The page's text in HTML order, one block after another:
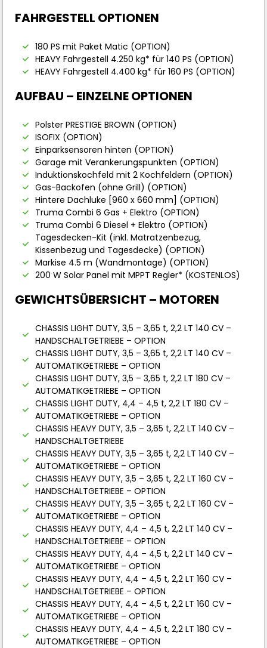
FAHRGESTELL OPTIONEN
180 PS mit Paket Matic (OPTION)
HEAVY Fahrgestell 4.250 kg* für 140 PS (OPTION)
HEAVY Fahrgestell 4.400 kg* für 160 PS (OPTION)
AUFBAU – EINZELNE OPTIONEN
Polster PRESTIGE BROWN (OPTION)
ISOFIX (OPTION)
Einparksensoren hinten (OPTION)
Garage mit Verankerungspunkten (OPTION)
Induktionskochfeld mit 2 Kochfeldern (OPTION)
Gas-Backofen (ohne Grill) (OPTION)
Hintere Dachluke [960 x 660 mm] (OPTION)
Truma Combi 6 Gas + Elektro (OPTION)
Truma Combi 6 Diesel + Elektro (OPTION)
Tagesdecken-Kit (inkl. Matratzenbezug,
Kissenbezug und Tagesdecke) (OPTION)
Markise 4.5 m (Wandmontage) (OPTION)
200 W Solar Panel mit MPPT Regler* (KOSTENLOS)
GEWICHTSÜBERSICHT – MOTOREN
CHASSIS LIGHT DUTY, 3,5 – 3,65 t, 2,2 LT 140 CV –
HANDSCHALTGETRIEBE – OPTION
CHASSIS LIGHT DUTY, 3,5 – 3,65 t, 2,2 LT 140 CV –
AUTOMATIKGETRIEBE – OPTION
CHASSIS LIGHT DUTY, 3,5 – 3,65 t, 2,2 LT 180 CV –
AUTOMATIKGETRIEBE – OPTION
CHASSIS LIGHT DUTY, 4,4 – 4,5 t, 2,2 LT 180 CV –
AUTOMATIKGETRIEBE – OPTION
CHASSIS HEAVY DUTY, 3,5 – 3,65 t, 2,2 LT 140 CV –
HANDSCHALTGETRIEBE
CHASSIS HEAVY DUTY, 3,5 – 3,65 t, 2,2 LT 140 CV –
AUTOMATIKGETRIEBE – OPTION
CHASSIS HEAVY DUTY, 3,5 – 3,65 t, 2,2 LT 160 CV –
HANDSCHALTGETRIEBE – OPTION
CHASSIS HEAVY DUTY, 3,5 – 3,65 t, 2,2 LT 160 CV –
AUTOMATIKGETRIEBE – OPTION
CHASSIS HEAVY DUTY, 4,4 – 4,5 t, 2,2 LT 140 CV –
HANDSCHALTGETRIEBE – OPTION
CHASSIS HEAVY DUTY, 4,4 – 4,5 t, 2,2 LT 140 CV –
AUTOMATIKGETRIEBE – OPTION
CHASSIS HEAVY DUTY, 4,4 – 4,5 t, 2,2 LT 160 CV –
HANDSCHALTGETRIEBE – OPTION
CHASSIS HEAVY DUTY, 4,4 – 4,5 t, 2,2 LT 160 CV –
AUTOMATIKGETRIEBE – OPTION
CHASSIS HEAVY DUTY, 4,4 – 4,5 t, 2,2 LT 180 CV –
AUTOMATIKGETRIEBE – OPTION